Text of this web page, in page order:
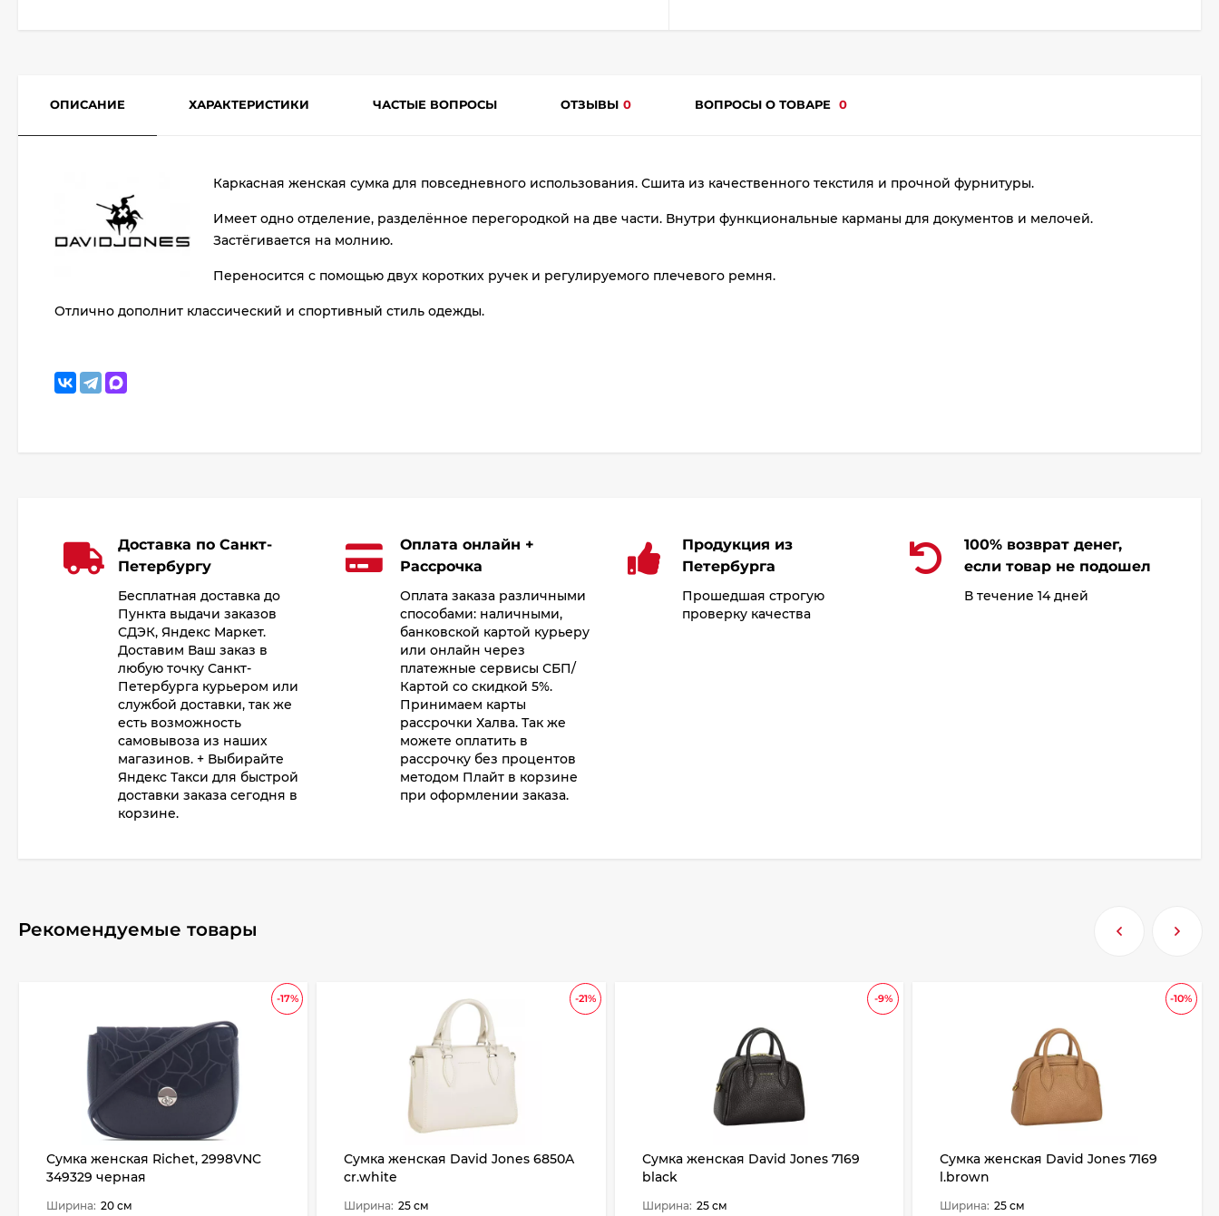
ОПИСАНИЕ ХАРАКТЕРИСТИКИ ЧАСТЫЕ ВОПРОСЫ ОТЗЫВЫ 0 ВОПРОСЫ О ТОВАРЕ 0
Каркасная женская сумка для повседневного использования. Сшита из качественного текстиля и прочной фурнитуры.
Имеет одно отделение, разделённое перегородкой на две части. Внутри функциональные карманы для документов и мелочей.
Застёгивается на молнию.
Переносится с помощью двух коротких ручек и регулируемого плечевого ремня.
Отлично дополнит классический и спортивный стиль одежды.
раз
Доставка по Санкт-
Петербургу
Бесплатная доставка до
Пункта выдачи заказов
СДЭК, Яндекс Маркет.
Доставим Ваш заказ в
любую точку Санкт-
Петербурга курьером или
службой доставки, так же
есть возможность
самовывоза из наших
магазинов. + Выбирайте
Яндекс Такси для быстрой
доставки заказа сегодня в
корзине.
Оплата онлайн +
Рассрочка
Оплата заказа различными
способами: наличными,
банковской картой курьеру
или онлайн через
платежные сервисы СБП/
Картой со скидкой 5%.
Принимаем карты
рассрочки Халва. Так же
можете оплатить в
рассрочку без процентов
методом Плайт в корзине
при оформлении заказа.
Продукция из
Петербурга
Прошедшая строгую
проверку качества
100% возврат денег,
если товар не подошел
В течение 14 дней
Рекомендуемые товары
-17%
Сумка женская Richet, 2998VNC
349329 черная
Ширина: 20 см
-21%
Сумка женская David Jones 6850A
cr.white
Ширина: 25 см
-9%
Сумка женская David Jones 7169
black
Ширина: 25 см
-10%
Сумка женская David Jones 7169
l.brown
Ширина: 25 см